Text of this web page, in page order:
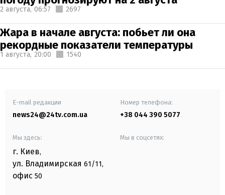
2 августа, 06:57 2697
Жара в начале августа: побьет ли она
рекордные показатели температуры
1 августа, 20:00 1540
E-mail редакции
news24@24tv.com.ua
Номер телефона:
+38 044 390 5077
Мы здесь:
г. Киев,
ул. Владимирская 61/11,
офис 50
Мы в соцсетях: